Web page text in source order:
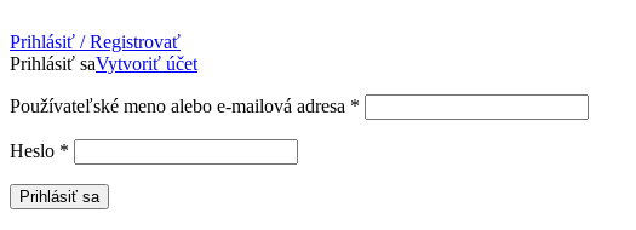
Prihlásiť / Registrovať
Prihlásiť saVytvoriť účet
Používateľské meno alebo e-mailová adresa *
Heslo *
Prihlásiť sa